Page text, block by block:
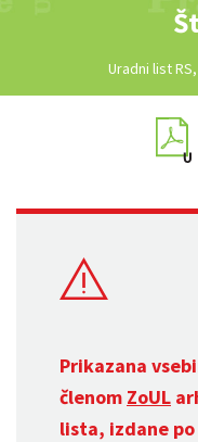
Uradni list
Prikazana
členom ZoUL
lista, izdane